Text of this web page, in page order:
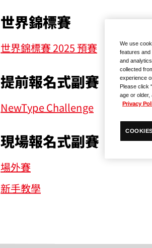
世界錦標賽
世界錦標賽 2025 預賽
提前報名式副賽
NewType Challenge
現場報名式副賽
場外賽
新手教學
We use
features and
and
collected
experience
Please click
age or older,
Privacy